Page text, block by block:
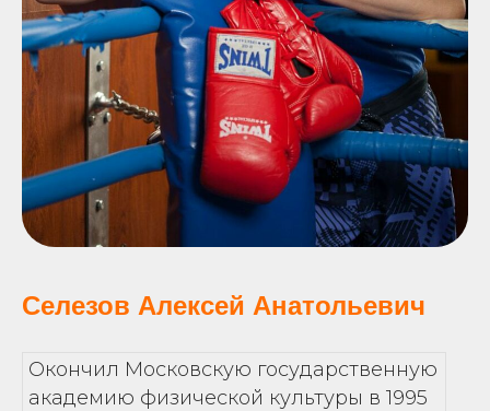
Селезов Алексей Анатольевич
Окончил Московскую государственную
академию физической культуры в 1995